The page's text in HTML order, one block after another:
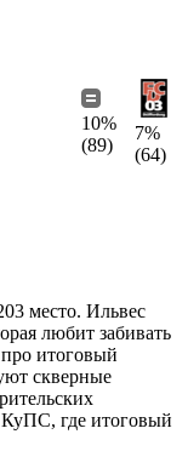
10%
(89)
7%
(64)
место. Ильвес
любит забивать
итоговый
скверные
КуПС, где итоговый